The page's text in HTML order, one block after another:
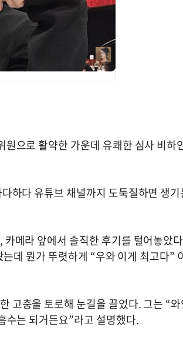
으로 활약한 가운데 유쾌한 심사 비하
하다 유튜브 채널까지 도둑질하면 생기
메라 앞에서 솔직한 후기를 털어놓았
데 뭔가 뚜렷하게 “우와 이게 최고다”
고충을 토로해 눈길을 끌었다. 그는 “와
수는 되거든요”라고 설명했다.